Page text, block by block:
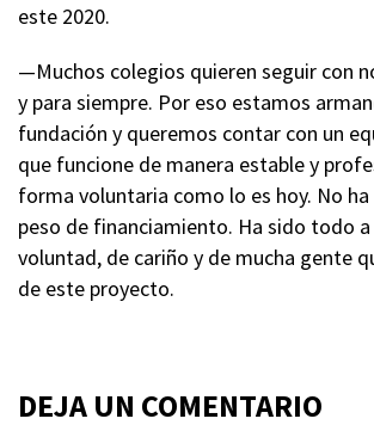
este 2020.
—Muchos colegios quieren seguir con
y para siempre. Por eso estamos
fundación y queremos contar con un
que funcione de manera estable y
forma voluntaria como lo es hoy. No
peso de financiamiento. Ha sido todo
voluntad, de cariño y de mucha gente
de este proyecto.
DEJA UN COMENTARIO